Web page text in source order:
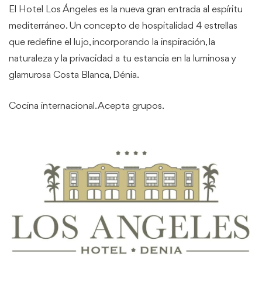
El Hotel Los Ángeles es la nueva gran entrada al espíritu
mediterráneo. Un concepto de hospitalidad 4 estrellas
que redefine el lujo, incorporando la inspiración, la
naturaleza y la privacidad a tu estancia en la luminosa y
glamurosa Costa Blanca, Dénia.
Cocina internacional. Acepta grupos.